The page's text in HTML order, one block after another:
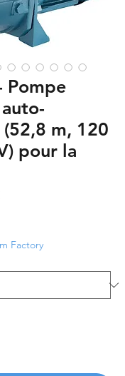
Pompe
m, 120
pour la
Factory